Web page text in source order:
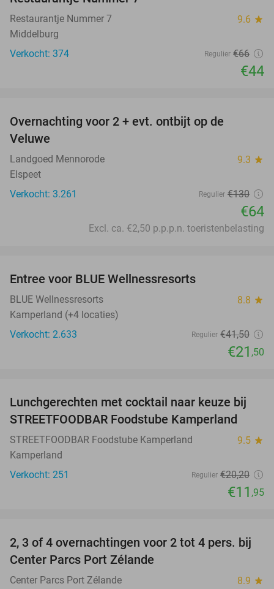
Restaurantje Nummer 7 9.6 star
Middelburg
Verkocht: 374
Regulier €66
€44
Overnachting voor 2 + evt. ontbijt op de
Veluwe
Landgoed Mennorode 9.3 star
Elspeet
Verkocht: 3.261
Regulier €130
€64
Excl. ca. €2,50 p.p.p.n. toeristenbelasting
Entree voor BLUE Wellnessresorts
BLUE Wellnessresorts 8.8 star
Kamperland (+4 locaties)
Verkocht: 2.633
Regulier €41,50
€21 ,50
41%
Lunchgerechten met cocktail naar keuze bij
STREETFOODBAR Foodstube Kamperland
STREETFOODBAR Foodstube Kamperland 9.5 star
Kamperland
Verkocht: 251
Regulier €20,20
€11 ,95
17%
2, 3 of 4 overnachtingen voor 2 tot 4 pers. bij
Center Parcs Port Zélande
Center Parcs Port Zélande 8.9 star